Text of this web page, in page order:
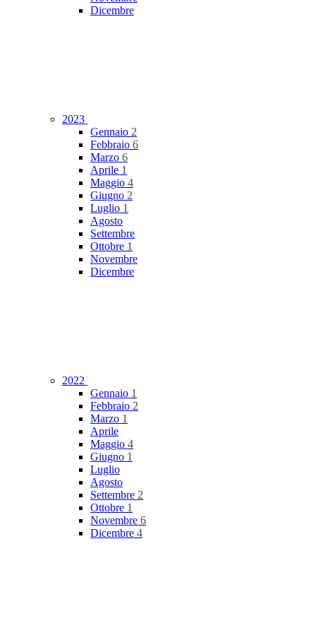
Dicembre
2023
Gennaio 2
Febbraio 6
Marzo 6
Aprile 1
Maggio 4
Giugno 2
Luglio 1
Agosto
Settembre
Ottobre 1
Novembre
Dicembre
2022
Gennaio 1
Febbraio 2
Marzo 1
Aprile
Maggio 4
Giugno 1
Luglio
Agosto
Settembre 2
Ottobre 1
Novembre 6
Dicembre 4